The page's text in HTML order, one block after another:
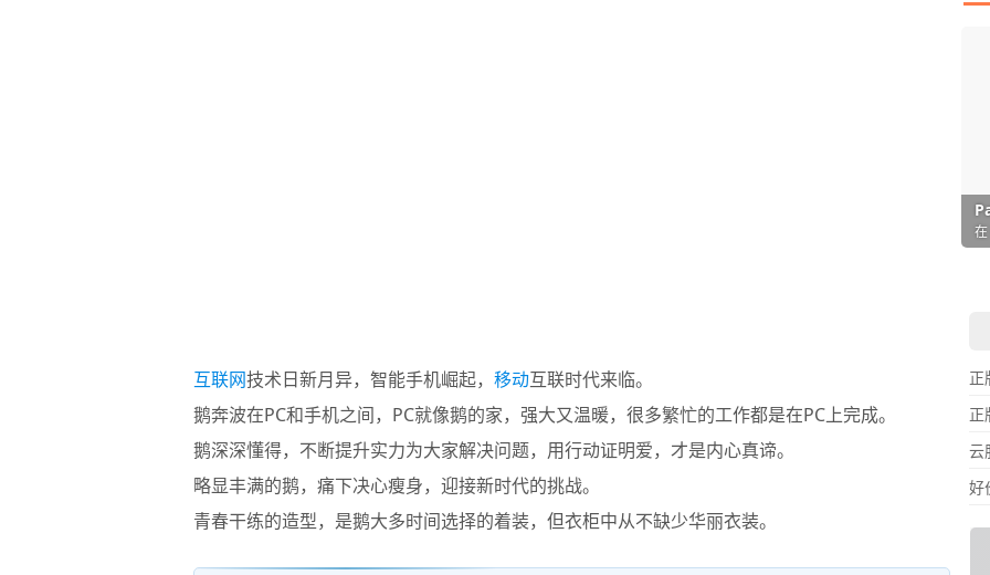
互联网技术日新月异，智能手机崛起， 移动互联时代来临。
鹅奔波在PC和手机之间，PC就像鹅的家，强大又温暖，很多繁忙的工作都是在PC上完成。
鹅深深懂得，不断提升实力为大家解决问题，用行动证明爱，才是内心真谛。
略显丰满的鹅，痛下决心瘦身，迎接新时代的挑战。
青春干练的造型，是鹅大多时间选择的着装，但衣柜中从不缺少华丽衣装。
正
正
云
好